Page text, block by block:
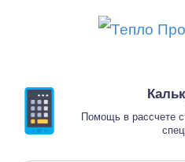
Помощь в рассчете